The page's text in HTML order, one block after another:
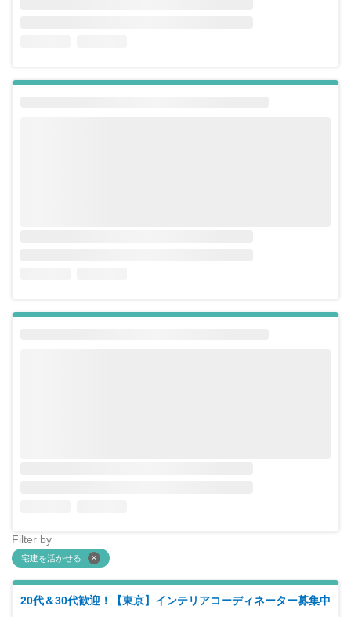
Filter by
宅建を活かせる
20代＆30代歓迎！【東京】インテリアコーディネーター募集中